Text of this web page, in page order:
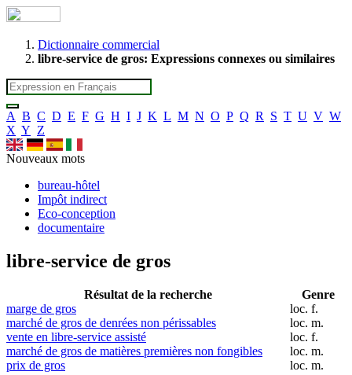
Dictionnaire commercial
libre-service de gros: Expressions connexes ou similaires
A B C D E F G H I J K L M N O P Q R S T U V W
X Y Z
Nouveaux mots
bureau-hôtel
Impôt indirect
Eco-conception
documentaire
libre-service de gros
Résultat de la recherche
Genre
marge de gros
loc. f.
marché de gros de denrées non périssables
loc. m.
vente en libre-service assisté
loc. f.
marché de gros de matières premières non fongibles
loc. m.
prix de gros
loc. m.